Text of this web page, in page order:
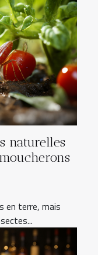
naturelles
en terre, mais